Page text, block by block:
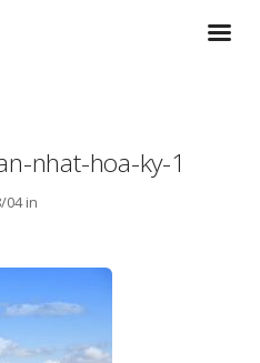
nhat-hoa-ky-1
04 in